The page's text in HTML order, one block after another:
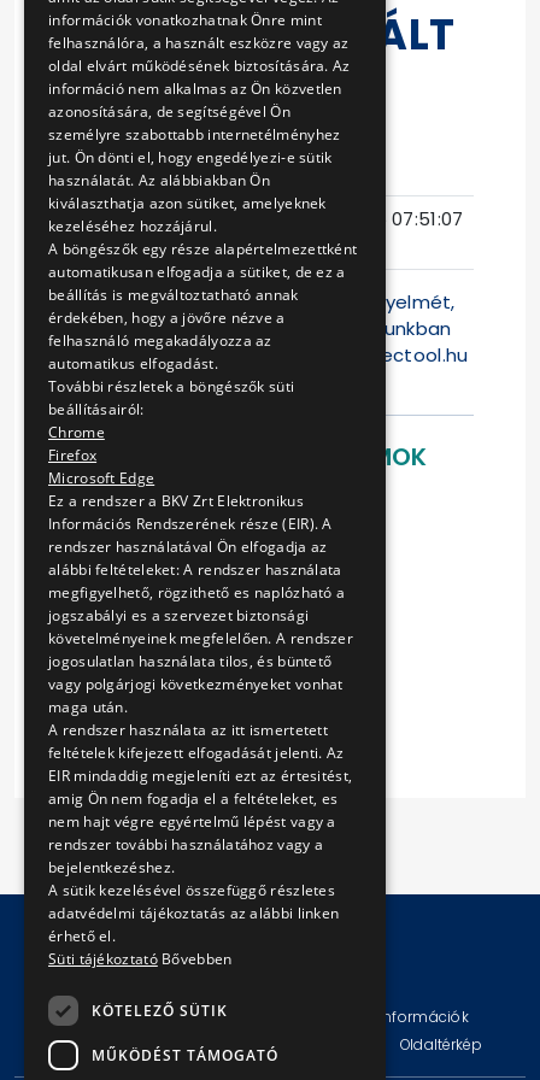
FELÉPÍTMÉNYVÁLT
ÁSÁNAK
TERVEZÉSE
Eljárás száma
VB-431/16
Ajánlattételi
határidő
2016-11-15 07:51:07
Felhívjuk a Tisztelt Ajánlattevők figyelmét,
hogy jelen versenyeztetési eljárásunkban
az ajánlattétel kizárólag a
www.electool.hu
weblapon lehets
LETÖLTHETŐ DOKUMENTUMOK
ajánlati felhívás
tervezési szerződés
1. sz. melléklet
1. sz. függelék
2. sz. melléklet
3. sz. melléklet
4. sz. melléklet
5. sz. melléklet
6. sz. melléklet
Impresszum Jogi nyilatkozat
Technikai információk
Adatvédelmi politika és tájékoztatások
Oldaltérkép
információk vonatkozhatnak Önre mint
felhasználóra, a használt eszközre vagy az
oldal elvárt működésének biztosítására. Az
információ nem alkalmas az Ön közvetlen
azonosítására, de segítségével Ön
személyre szabottabb internetélményhez
jut. Ön dönti el, hogy engedélyezi-e sütik
használatát. Az alábbiakban Ön
kiválaszthatja azon sütiket, amelyeknek
kezeléséhez hozzájárul.
A böngészők egy része alapértelmezettként
automatikusan elfogadja a sütiket, de ez a
beállítás is megváltoztatható annak
érdekében, hogy a jövőre nézve a
felhasználó megakadályozza az
automatikus elfogadást.
További részletek a böngészők süti
beállításairól:
Chrome
Firefox
Microsoft Edge
Ez a rendszer a BKV Zrt Elektronikus
Információs Rendszerének része (EIR). A
rendszer használatával Ön elfogadja az
alábbi feltételeket: A rendszer használata
megfigyelhető, rögzithető es naplózható a
jogszabályi es a szervezet biztonsági
követelményeinek megfelelően. A rendszer
jogosulatlan használata tilos, és büntető
vagy polgárjogi következményeket vonhat
maga után.
A rendszer használata az itt ismertetett
feltételek kifejezett elfogadását jelenti. Az
EIR mindaddig megjeleníti ezt az értesitést,
amig Ön nem fogadja el a feltételeket, es
nem hajt végre egyértelmű lépést vagy a
rendszer további használatához vagy a
bejelentkezéshez.
A sütik kezelésével összefüggő részletes
adatvédelmi tájékoztatás az alábbi linken
érhető el.
Süti tájékoztató Bővebben
KÖTELEZŐ SÜTIK
MŰKÖDÉST TÁMOGATÓ